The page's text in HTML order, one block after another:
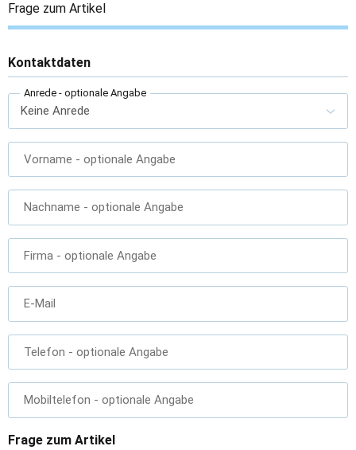
Frage zum Artikel
Kontaktdaten
Anrede - optionale Angabe
Vorname - optionale Angabe
Nachname - optionale Angabe
Firma - optionale Angabe
E-Mail
Telefon - optionale Angabe
Mobiltelefon - optionale Angabe
Frage zum Artikel